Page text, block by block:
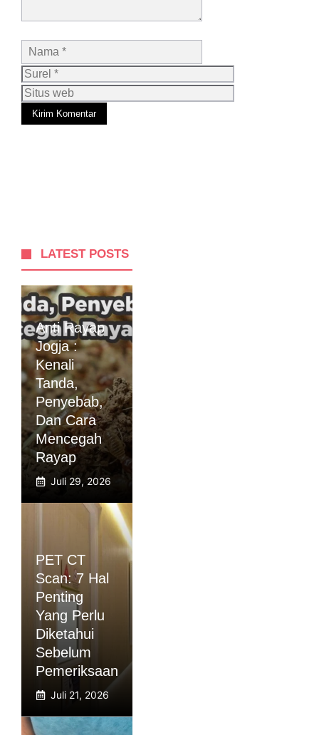
Nama
Surel
Situs
web
LATEST POSTS
Anti Rayap
Jogja :
Kenali
Tanda,
Penyebab,
Dan Cara
Mencegah
Rayap
Juli 29, 2026
PET CT
Scan: 7 Hal
Penting
Yang Perlu
Diketahui
Sebelum
Pemeriksaan
Juli 21, 2026